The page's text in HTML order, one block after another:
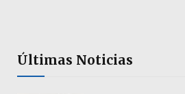
Últimas Noticias